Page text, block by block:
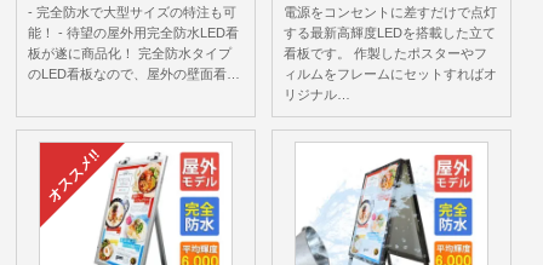
- 完全防水で大型サイズの特注も可
能！ - 待望の屋外用完全防水LED看
板が遂に商品化！ 完全防水タイプ
のLED看板なので、屋外の壁面看…
電源をコンセントに差すだけで点灯
する最新高輝度LEDを搭載した立て
看板です。 作製したポスターやフ
ィルムをフレームにセットすればオ
リジナル…